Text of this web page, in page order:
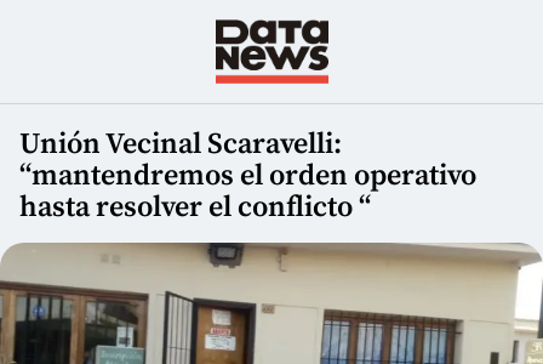
Unión Vecinal Scaravelli:
“mantendremos el orden operativo
hasta resolver el conflicto “